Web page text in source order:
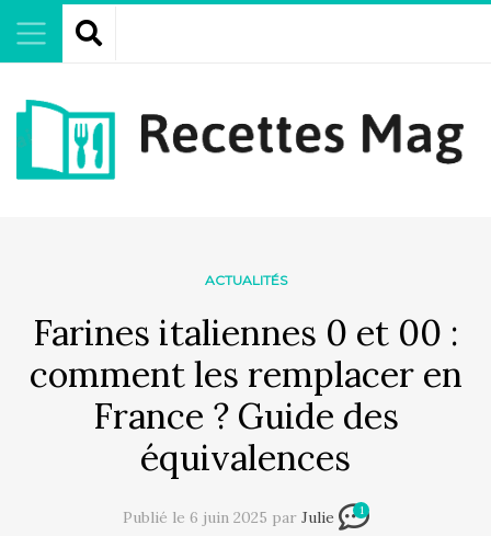
ACTUALITÉS
Farines italiennes 0 et 00 :
comment les remplacer en
France ? Guide des
équivalences
Publié le 6 juin 2025 par Julie 1